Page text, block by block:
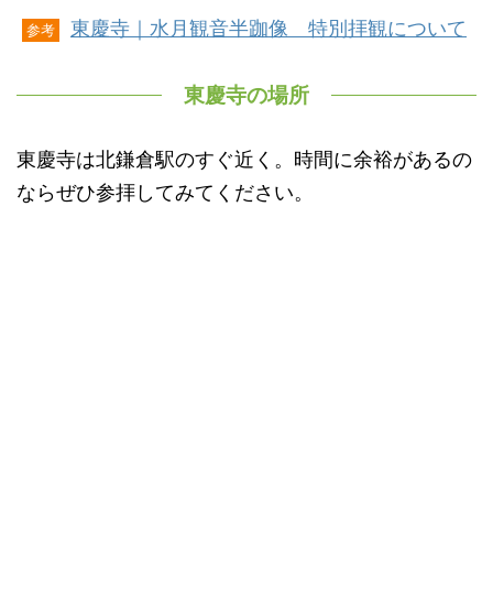
参考 東慶寺｜水月観音半跏像 特別拝観について
東慶寺の場所
東慶寺は北鎌倉駅のすぐ近く。時間に余裕があるの
ならぜひ参拝してみてください。